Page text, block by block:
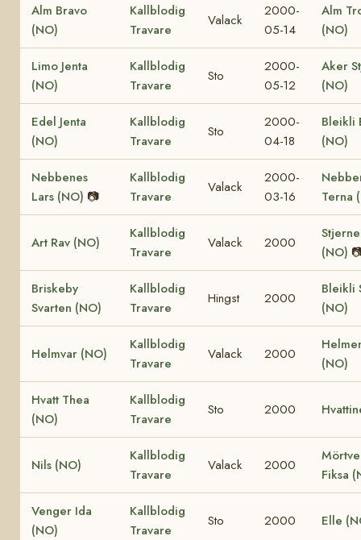
Alm Bravo
(NO)
Kallblodig
Travare
Valack
2000-
05-14
Alm
(NO)
Limo Jenta
(NO)
Kallblodig
Travare
Sto
2000-
05-12
Aker
(NO)
Edel Jenta
(NO)
Kallblodig
Travare
Sto
2000-
04-18
Bleikli
(NO)
Nebbenes
Lars (NO) 📷
Kallblodig
Travare
Valack
2000-
03-16
Terna
Art Rav (NO)
Kallblodig
Travare
Valack 2000
(NO)
Briskeby
Svarten (NO)
Kallblodig
Travare
Hingst 2000
Bleikli
(NO)
Helmvar (NO)
Kallblodig
Travare
Valack 2000
(NO)
Hvatt Thea
(NO)
Kallblodig
Travare
Sto 2000
Nils (NO)
Kallblodig
Travare
Valack 2000
Fiksa
Venger Ida
(NO)
Kallblodig
Travare
Sto 2000 Elle